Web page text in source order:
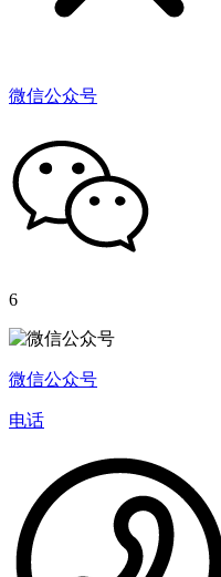
微信公众号
6
微信公众号
电话